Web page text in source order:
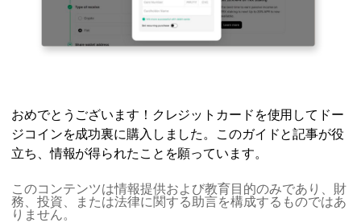
おめでとうございます！クレジットカードを使用してドー
ジコインを成功裏に購入しました。このガイドと記事が役
立ち、情報が得られたことを願っています。
このコンテンツは情報提供および教育目的のみであり、財
務、投資、または法律に関する助言を構成するものではあ
りません。